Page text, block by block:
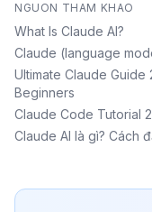
NGUON THAM KHAO
What Is Claude AI?
Claude (language
Ultimate Claude
Beginners
Claude Code Tutorial
Claude AI là gì? Cách